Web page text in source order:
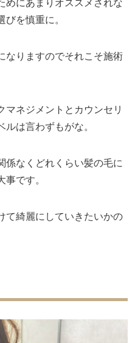
めにあまりオススメされな
を慎重に。
なりますのでそれこそ施術
マネジメントとカウンセリ
は言わずもがな。
係なくどれくらい髪の毛に
です。
て綺麗にしていきたいかの